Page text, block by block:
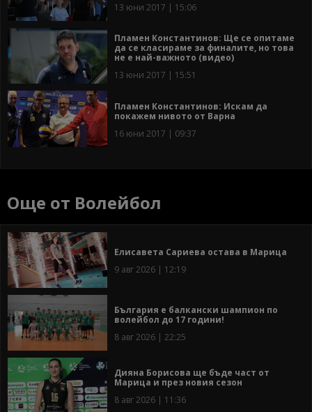
13 юни 2017 | 15:06
Пламен Константинов: Ще се опитаме
да се класираме за финалите, но това
не е най-важното (видео)
13 юни 2017 | 15:51
Пламен Константинов: Искам да
покажем нивото от Варна
16 юни 2017 | 09:37
Още от Волейбол
Елисавета Сариева остава в Марица
9 авг 2026 | 12:19
България е балкански шампион по
волейбол до 17 години!
8 авг 2026 | 22:25
Дияна Борисова ще бъде част от
Марица и през новия сезон
8 авг 2026 | 11:36